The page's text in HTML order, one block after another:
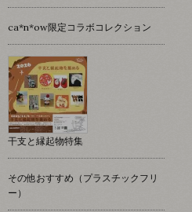
ca*n*ow限定コラボコレクション
干支と縁起物特集
その他おすすめ（プラスチックフリ
ー）